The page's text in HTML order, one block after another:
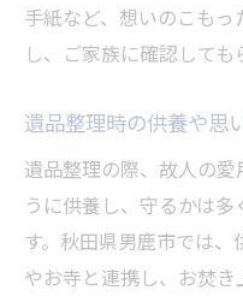
手紙など、想いのこも
し、ご家族に確認しても
遺品整理時の供養や思
遺品整理の際、故人の
うに供養し、守るかは
す。秋田県男鹿市では
やお寺と連携し、お焚